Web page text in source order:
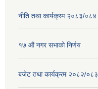
नीति तथा कार्यक्रम २०८३/०८४
१७ ‌‍औं नगर सभाकाे निर्णय
बजेट तथा कार्यक्रम २०८२/०८३